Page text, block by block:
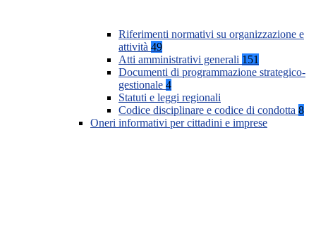
Riferimenti normativi su organizzazione e
attività 49
Atti amministrativi generali 151
Documenti di programmazione strategico-
gestionale 4
Statuti e leggi regionali
Codice disciplinare e codice di condotta 8
Oneri informativi per cittadini e imprese